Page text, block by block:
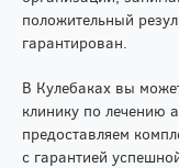
положительный
гарантирован.
В Кулебаках вы
клинику по лечению
предоставляем
с гарантией